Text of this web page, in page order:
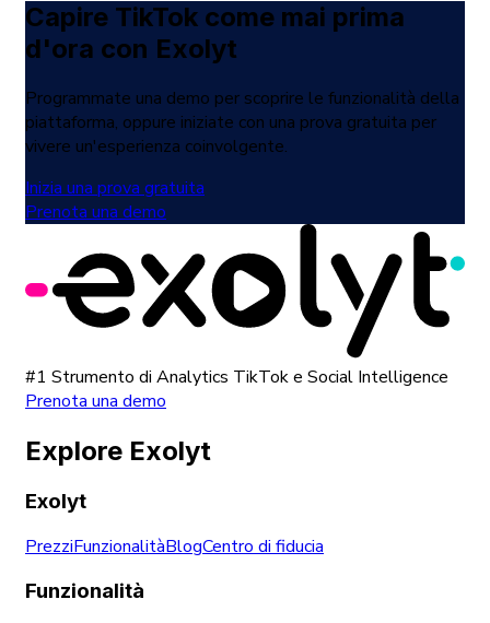
Capire TikTok come mai prima
d'ora con Exolyt
Programmate una demo per scoprire le funzionalità della
piattaforma, oppure iniziate con una prova gratuita per
vivere un'esperienza coinvolgente.
Inizia una prova gratuita
Prenota una demo
#1 Strumento di Analytics TikTok e Social Intelligence
Prenota una demo
Explore Exolyt
Exolyt
PrezziFunzionalitàBlogCentro di fiducia
Funzionalità